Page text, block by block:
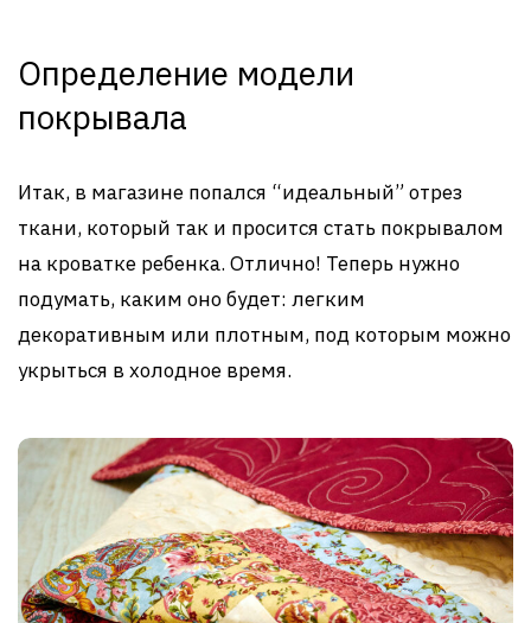
Определение модели
покрывала
Итак, в магазине попался “идеальный” отрез
ткани, который так и просится стать покрывалом
на кроватке ребенка. Отлично! Теперь нужно
подумать, каким оно будет: легким
декоративным или плотным, под которым можно
укрыться в холодное время.